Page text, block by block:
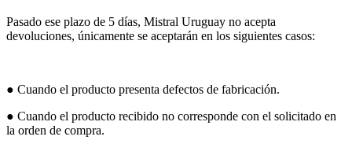
Pasado ese plazo de 5 días, Mistral Uruguay no acepta
devoluciones, únicamente se aceptarán en los siguientes casos:
● Cuando el producto presenta defectos de fabricación.
● Cuando el producto recibido no corresponde con el solicitado en
la orden de compra.